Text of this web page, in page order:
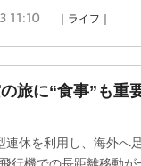
11:10 ｜ライフ｜
旅に“食事”も
休を利用し、海外へ